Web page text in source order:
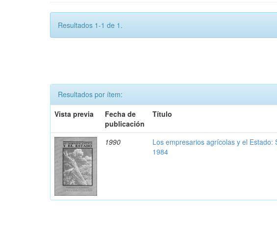
Resultados 1-1 de 1.
Resultados por ítem:
Vista previa
Fecha de
publicación
Título
1990
Los empresarios agrícolas y el Estado:
1984